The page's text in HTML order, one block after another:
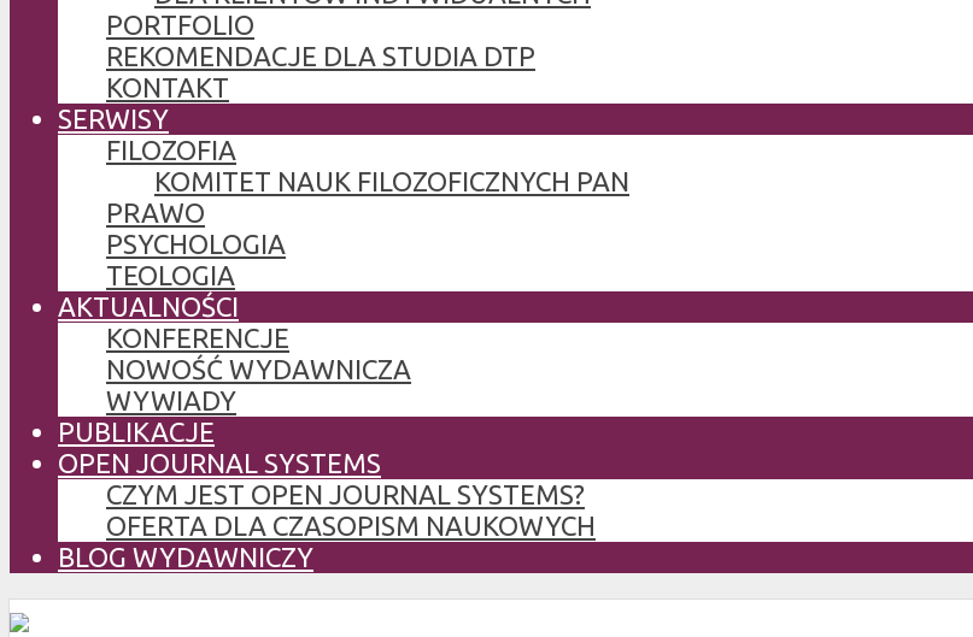
PORTFOLIO
REKOMENDACJE DLA STUDIA DTP
KONTAKT
SERWISY
FILOZOFIA
KOMITET NAUK FILOZOFICZNYCH PAN
PRAWO
PSYCHOLOGIA
TEOLOGIA
AKTUALNOŚCI
KONFERENCJE
NOWOŚĆ WYDAWNICZA
WYWIADY
PUBLIKACJE
OPEN JOURNAL SYSTEMS
CZYM JEST OPEN JOURNAL SYSTEMS?
OFERTA DLA CZASOPISM NAUKOWYCH
BLOG WYDAWNICZY